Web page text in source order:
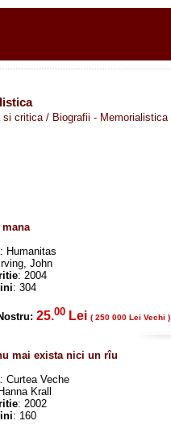
si critica/ Biografii - Memorialistica
: Humanitas
John
: 2004
: 304
25.00 Lei ( 250 000 Lei Vechi )
mai exista nici un rîu
: Curtea Veche
Krall
: 2002
: 160